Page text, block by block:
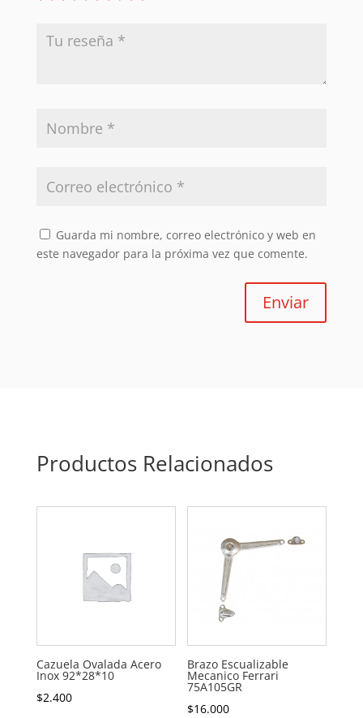
Guarda mi nombre, correo electrónico y web en
este navegador para la próxima vez que comente.
Enviar
Productos Relacionados
Cazuela Ovalada Acero
Inox 92*28*10
$2.400
Brazo Escualizable
Mecanico Ferrari
75A105GR
$16.000